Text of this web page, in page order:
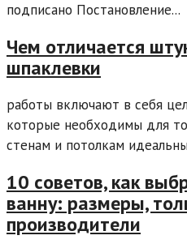
подписано Постановление...
Чем отличается
шпаклевки
работы включают в себя
которые необходимы для
стенам и потолкам
10 советов, как
ванну: размеры,
производители